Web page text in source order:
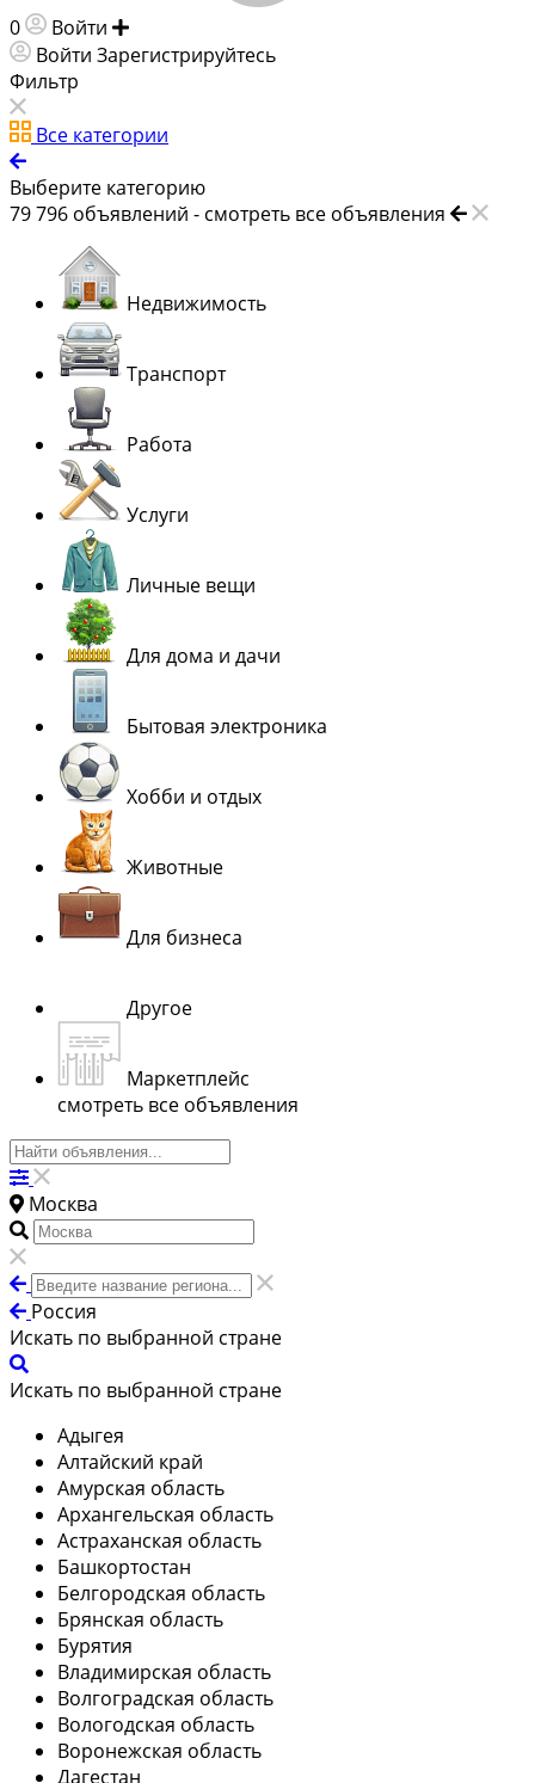
0 Войти
Войти Зарегистрируйтесь
Фильтр
Все категории
Выберите категорию
79 796 объявлений - смотреть все объявления
Недвижимость
Транспорт
Работа
Услуги
Личные вещи
Для дома и дачи
Бытовая электроника
Хобби и отдых
Животные
Для бизнеса
Другое
Маркетплейс
смотреть все объявления
Москва
Россия
Искать по выбранной стране
Искать по выбранной стране
Адыгея
Алтайский край
Амурская область
Архангельская область
Астраханская область
Башкортостан
Белгородская область
Брянская область
Бурятия
Владимирская область
Волгоградская область
Вологодская область
Воронежская область
Дагестан